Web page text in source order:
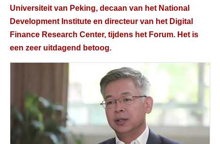
Universiteit van Peking, decaan van het National
Development Institute en directeur van het Digital
Finance Research Center, tijdens het Forum. Het is
een zeer uitdagend betoog.